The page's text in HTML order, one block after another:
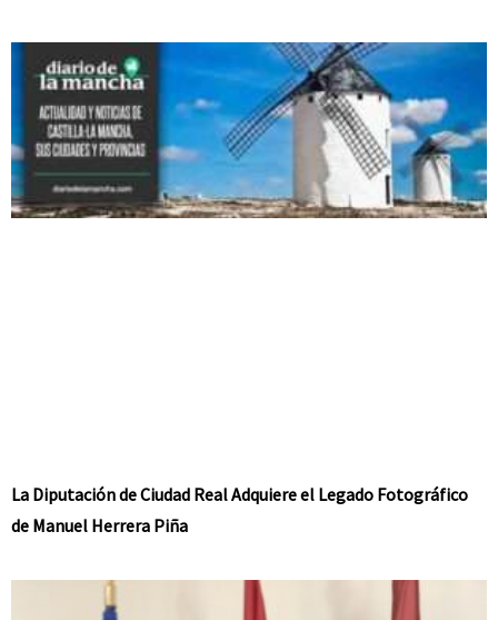
La Diputación de Ciudad Real Adquiere el Legado Fotográfico
de Manuel Herrera Piña